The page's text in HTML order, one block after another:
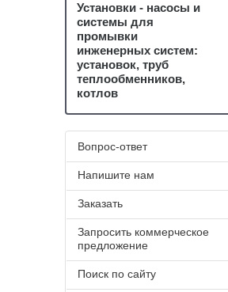
Установки - насосы и
системы для
промывки
инженерных систем:
установок, труб
теплообменников,
котлов
Вопрос-ответ
Напишите нам
Заказать
Запросить коммерческое
предложение
Поиск по сайту